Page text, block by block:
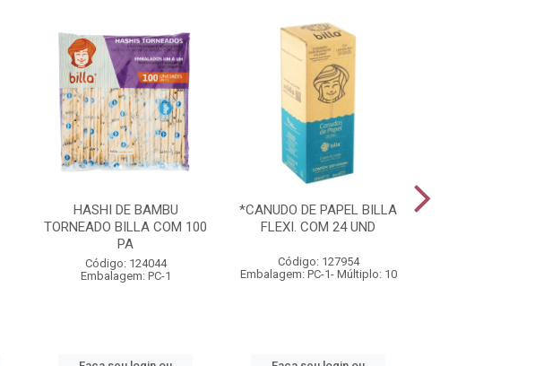
HASHI DE BAMBU
TORNEADO BILLA COM 100
PA
Código: 124044
Embalagem: PC-1
*CANUDO DE PAPEL BILLA
FLEXI. COM 24 UND
Código: 127954
Embalagem: PC-1- Múltiplo: 10